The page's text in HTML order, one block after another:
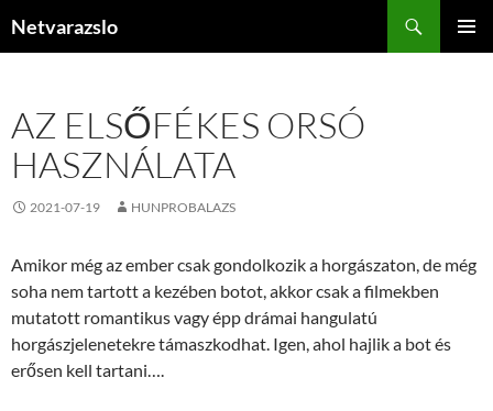
Netvarazslo
AZ ELSŐFÉKES ORSÓ
HASZNÁLATA
2021-07-19 HUNPROBALAZS
Amikor még az ember csak gondolkozik a horgászaton, de még
soha nem tartott a kezében botot, akkor csak a filmekben
mutatott romantikus vagy épp drámai hangulatú
horgászjelenetekre támaszkodhat. Igen, ahol hajlik a bot és
erősen kell tartani….